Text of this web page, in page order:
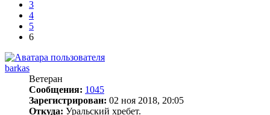
3
4
5
6
barkas
Ветеран
Сообщения: 1045
Зарегистрирован: 02 ноя 2018, 20:05
Откуда: Уральский хребет.